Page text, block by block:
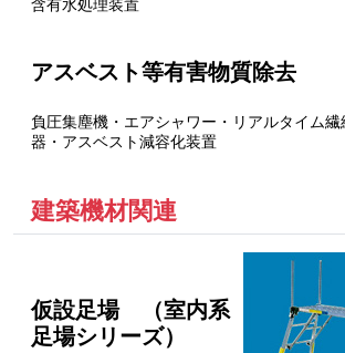
アスベスト等有害物質除去
負圧集塵機・エアシャワー・リアルタイム
器・アスベスト減容化装置
建築機材関連
仮設足場 （室内系
足場シリーズ）